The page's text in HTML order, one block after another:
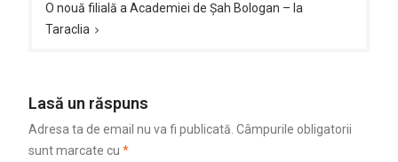
O nouă filială a Academiei de Șah Bologan – la
Taraclia
Lasă un răspuns
Adresa ta de email nu va fi publicată. Câmpurile obligatorii
sunt marcate cu *